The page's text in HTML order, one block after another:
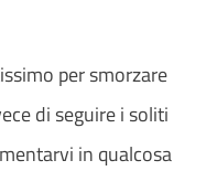
per smorzare
di seguire i soliti
in qualcosa